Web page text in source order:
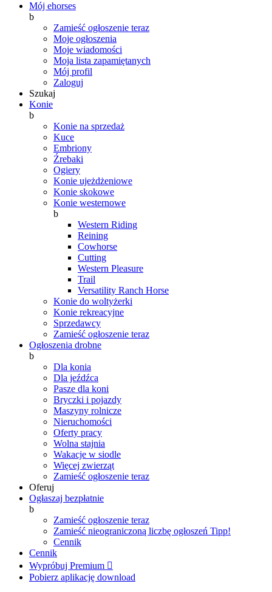
Mój ehorses
b
Zamieść ogłoszenie teraz
Moje ogłoszenia
Moje wiadomości
Moja lista zapamiętanych
Mój profil
Zaloguj
Szukaj
Konie
b
Konie na sprzedaż
Kuce
Embriony
Źrebaki
Ogiery
Konie ujeżdżeniowe
Konie skokowe
Konie westernowe
b
Western Riding
Reining
Cowhorse
Cutting
Western Pleasure
Trail
Versatility Ranch Horse
Konie do woltyżerki
Konie rekreacyjne
Sprzedawcy
Zamieść ogłoszenie teraz
Ogłoszenia drobne
b
Dla konia
Dla jeźdźca
Pasze dla koni
Bryczki i pojazdy
Maszyny rolnicze
Nieruchomości
Oferty pracy
Wolna stajnia
Wakacje w siodle
Więcej zwierząt
Zamieść ogłoszenie teraz
Oferuj
Ogłaszaj bezpłatnie
b
Zamieść ogłoszenie teraz
Zamieść nieograniczoną liczbę ogłoszeń Tipp!
Cennik
Cennik
Wypróbuj Premium 
Pobierz aplikację download